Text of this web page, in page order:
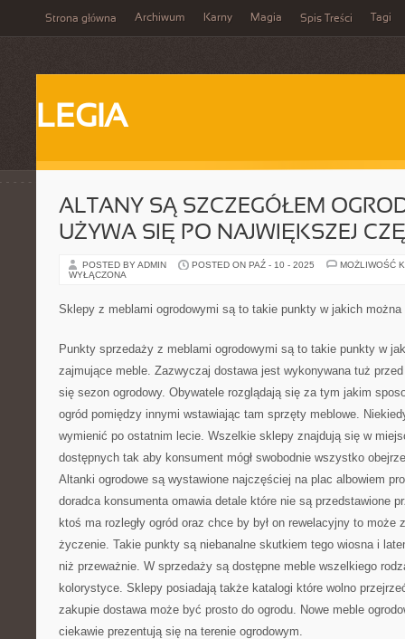
Strona główna Archiwum Karny Magia Spis Treści Tagi
LEGIA
ALTANY SĄ SZCZEGÓŁEM
UŻYWA SIĘ PO NAJWIĘKSZEJ
POSTED BY ADMIN POSTED ON PAŹ - 10 - 2025
MOŻLIWOŚĆ
WYŁĄCZONA
Sklepy z meblami ogrodowymi są to takie punkty w jakich można
Punkty sprzedaży z meblami ogrodowymi są to takie punkty w
zajmujące meble. Zazwyczaj dostawa jest wykonywana tuż
się sezon ogrodowy. Obywatele rozglądają się za tym jakim
ogród pomiędzy innymi wstawiając tam sprzęty meblowe.
wymienić po ostatnim lecie. Wszelkie sklepy znajdują się w
dostępnych tak aby konsument mógł swobodnie wszystko
Altanki ogrodowe są wystawione najczęściej na plac albowiem
doradca konsumenta omawia detale które nie są przedstawione
ktoś ma rozległy ogród oraz chce by był on rewelacyjny to może
życzenie. Takie punkty są niebanalne skutkiem tego wiosna i
niż przeważnie. W sprzedaży są dostępne meble wszelkiego
kolorystyce. Sklepy posiadają także katalogi które wolno
zakupie dostawa może być prosto do ogrodu. Nowe meble
ciekawie prezentują się na terenie ogrodowym.